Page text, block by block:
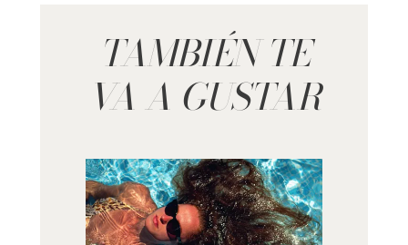
TAMBIÉN TE
VA A GUSTAR